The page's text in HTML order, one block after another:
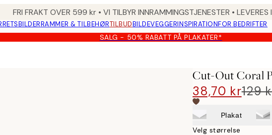
FRI FRAKT OVER 599 kr • VI TILBYR INNRAMMINGSTJENESTER •
RAMMER & TILBEHØRTILBUDBILDEVEGGERINSPIRATIONFOR BEDRIFTER
SALG - 50% RABATT PÅ PLAKATER*
Cut-Out Coral
38,70 kr129
Plakat
Velg størrelse